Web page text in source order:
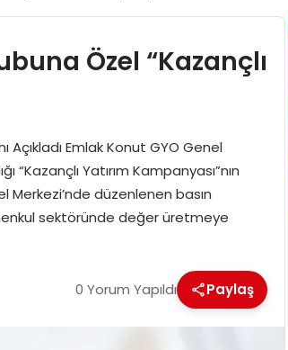
Özel “Kazançlı
Açıkladı Emlak Konut GYO Genel
Yatırım Kampanyası”nın
Merkezi’nde düzenlenen basın
sektöründe değer üretmeye
0 Yorum Yapıldı Paylaş